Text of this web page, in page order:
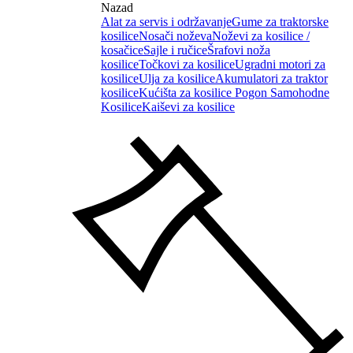
Nazad
Alat za servis i održavanjeGume za traktorske
kosiliceNosači noževaNoževi za kosilice /
kosačiceSajle i ručiceŠrafovi noža
kosiliceTočkovi za kosiliceUgradni motori za
kosiliceUlja za kosiliceAkumulatori za traktor
kosiliceKućišta za kosilice Pogon Samohodne
KosiliceKaiševi za kosilice